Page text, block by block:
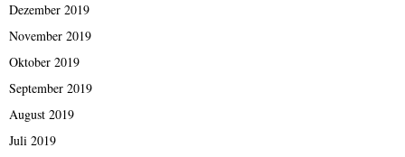
Dezember 2019
November 2019
Oktober 2019
September 2019
August 2019
Juli 2019